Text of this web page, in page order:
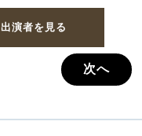
出演者を見る
次へ